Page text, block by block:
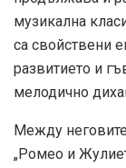
музикална
са свойствени
развитието и
мелодично
Между
„Ромео и